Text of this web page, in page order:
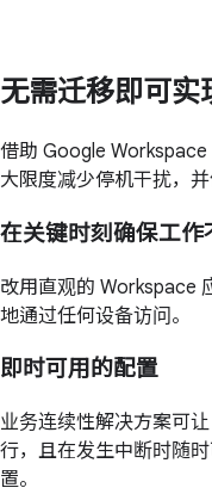
无需迁移即可实
借助 Google
大限度减少停机干扰，
在关键时刻确保工作
改用直观的 Workspace
地通过任何设备访问。
即时可用的配置
业务连续性解决方案可
行，且在发生中断时随
置。